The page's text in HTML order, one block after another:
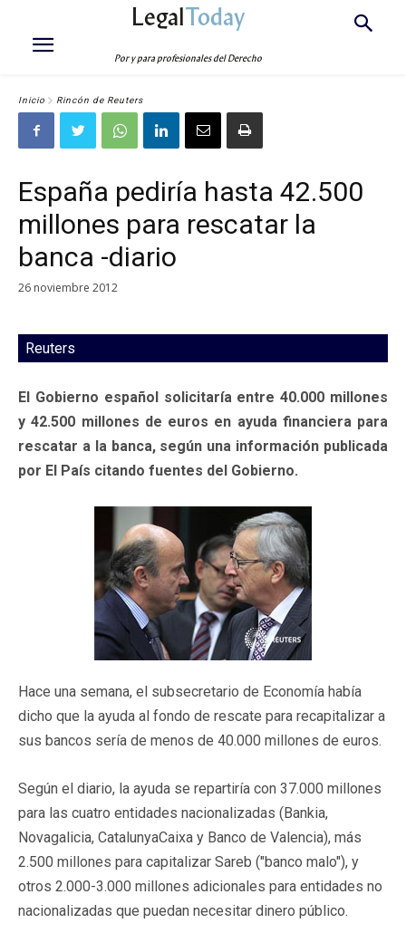
LegalToday
Por y para profesionales del Derecho
Inicio Rincón de Reuters
España pediría hasta 42.500
millones para rescatar la
banca -diario
26 noviembre 2012
Reuters
El Gobierno español solicitaría entre 40.000 millones
y 42.500 millones de euros en ayuda financiera para
rescatar a la banca, según una información publicada
por El País citando fuentes del Gobierno.
Hace una semana, el subsecretario de Economía había
dicho que la ayuda al fondo de rescate para recapitalizar a
sus bancos sería de menos de 40.000 millones de euros.
Según el diario, la ayuda se repartiría con 37.000 millones
para las cuatro entidades nacionalizadas (Bankia,
Novagalicia, CatalunyaCaixa y Banco de Valencia), más
2.500 millones para capitalizar Sareb ("banco malo"), y
otros 2.000-3.000 millones adicionales para entidades no
nacionalizadas que puedan necesitar dinero público.